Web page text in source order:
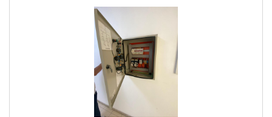
maneiras eficientes de demonstrar competência e
excelência em sua área de atuação. A ETHANN Elétrica e
Automação centraliza sua estratégia em produzir um
estrutura para os parceiros com: Escritório de alta qualidade
onde são realizadas as atividades; Estrutura suficiente para
atender todas as demandas; Tecnologia de ponta. Tudo
para se certificar que se tenha manutenção instalações
elétricas com assertividade. Sem perder o foco em
manutenção de instalações elétricas, é importante buscar
uma empresa que tenha produtos e serviços com ótima